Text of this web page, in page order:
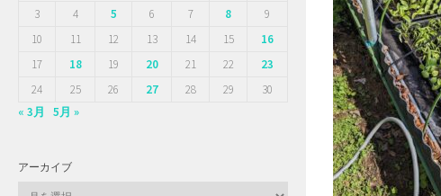
3
4 5 6 7 8
9
10
11 12 13 14 15
16
17
18 19 20 21 22
23
24
25 26 27 28 29
30
« 3月
5月 »
アーカイブ